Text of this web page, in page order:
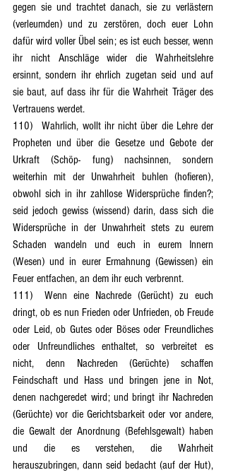
gegen sie und trachtet danach, sie zu verlästern
(verleumden) und zu zerstören, doch euer Lohn
dafür wird voller Übel sein; es ist euch besser, wenn
ihr nicht Anschläge wider die Wahrheitslehre
ersinnt, sondern ihr ehrlich zugetan seid und auf
sie baut, auf dass ihr für die Wahrheit Träger des
Vertrauens werdet.
110)	Wahrlich, wollt ihr nicht über die Lehre der
Propheten und über die Gesetze und Gebote der
Urkraft (Schöp- fung) nachsinnen, sondern
weiterhin mit der Unwahrheit buhlen (hofieren),
obwohl sich in ihr zahllose Widersprüche finden?;
seid jedoch gewiss (wissend) darin, dass sich die
Widersprüche in der Unwahrheit stets zu eurem
Schaden wandeln und euch in eurem Innern
(Wesen) und in eurer Ermahnung (Gewissen) ein
Feuer entfachen, an dem ihr euch verbrennt.
111)	Wenn eine Nachrede (Gerücht) zu euch
dringt, ob es nun Frieden oder Unfrieden, ob Freude
oder Leid, ob Gutes oder Böses oder Freundliches
oder Unfreundliches enthaltet, so verbreitet es
nicht, denn Nachreden (Gerüchte) schaffen
Feindschaft und Hass und bringen jene in Not,
denen nachgeredet wird; und bringt ihr Nachreden
(Gerüchte) vor die Gerichtsbarkeit oder vor andere,
die Gewalt der Anordnung (Befehlsgewalt) haben
und die es verstehen, die Wahrheit
herauszubringen, dann seid bedacht (auf der Hut),